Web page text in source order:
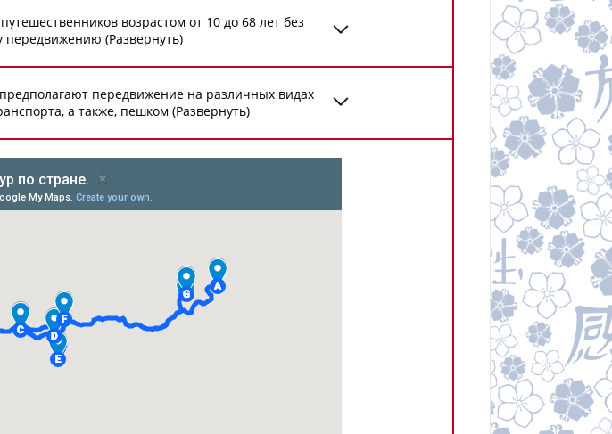
возрастом от 10 до 68 лет без
передвижению (Развернуть)
передвижение на различных видах
а также, пешком (Развернуть)